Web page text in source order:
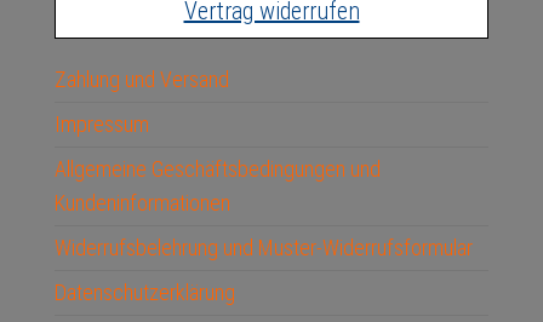
Vertrag widerrufen
Zahlung und Versand
Impressum
Allgemeine Geschäftsbedingungen und
Kundeninformationen
Widerrufsbelehrung und Muster-Widerrufsformular
Datenschutzerklärung